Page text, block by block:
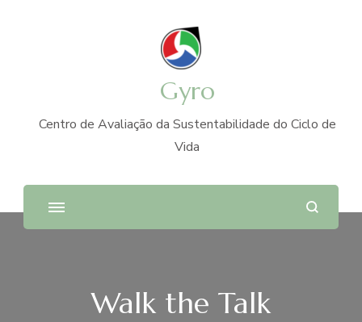
Gyro
Centro de Avaliação da Sustentabilidade do Ciclo de
Vida
Walk the Talk